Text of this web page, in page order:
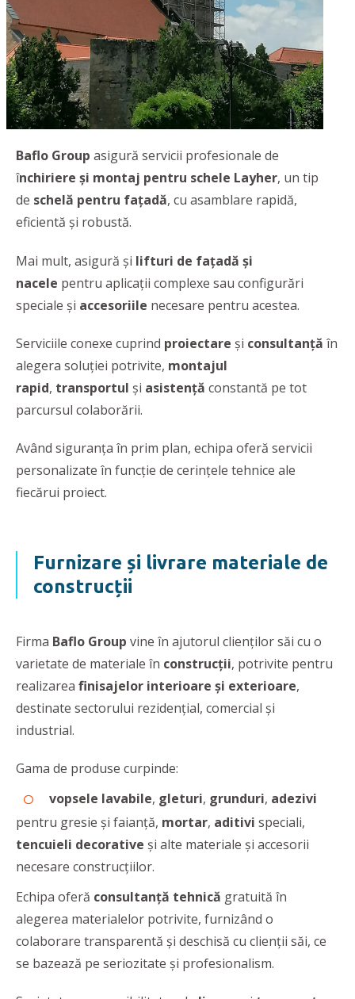
Baflo Group asigură servicii profesionale de
închiriere şi montaj pentru schele Layher, un tip
de schelă pentru fațadă, cu asamblare rapidă,
eficientă și robustă.
Mai mult, asigură şi lifturi de fațadă și
nacele pentru aplicații complexe sau configurări
speciale şi accesoriile necesare pentru acestea.
Serviciile conexe cuprind proiectare şi consultanţă în
alegera soluţiei potrivite, montajul
rapid, transportul şi asistenţă constantă pe tot
parcursul colaborării.
Având siguranţa în prim plan, echipa oferă servicii
personalizate în funcţie de cerinţele tehnice ale
fiecărui proiect.
Furnizare și livrare materiale de
construcții
Firma Baflo Group vine în ajutorul clienţilor săi cu o
varietate de materiale în construcţii, potrivite pentru
realizarea finisajelor interioare şi exterioare,
destinate sectorului rezidenţial, comercial şi
industrial.
Gama de produse curpinde:
vopsele lavabile, gleturi, grunduri, adezivi
pentru gresie și faianță, mortar, aditivi speciali,
tencuieli decorative şi alte materiale și accesorii
necesare construcțiilor.
Echipa oferă consultanţă tehnică gratuită în
alegerea materialelor potrivite, furnizând o
colaborare transparentă şi deschisă cu clienţii săi, ce
se bazează pe seriozitate şi profesionalism.